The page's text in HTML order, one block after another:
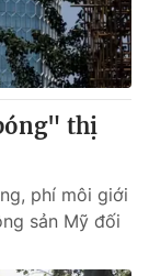
thị
phí môi giới
sản Mỹ đối